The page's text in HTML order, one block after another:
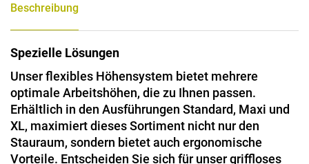
Beschreibung
Spezielle Lösungen
Unser flexibles Höhensystem bietet mehrere
optimale Arbeitshöhen, die zu Ihnen passen.
Erhältlich in den Ausführungen Standard, Maxi und
XL, maximiert dieses Sortiment nicht nur den
Stauraum, sondern bietet auch ergonomische
Vorteile. Entscheiden Sie sich für unser griffloses